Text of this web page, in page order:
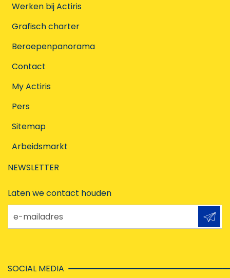
Werken bij Actiris
Grafisch charter
Beroepenpanorama
Contact
My Actiris
Pers
Sitemap
Arbeidsmarkt
NEWSLETTER
Laten we contact houden
e-mailadres
SOCIAL MEDIA